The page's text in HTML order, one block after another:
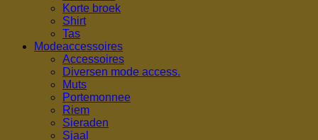
Korte broek
Shirt
Tas
Modeaccessoires
Accessoires
Diversen mode access.
Muts
Portemonnee
Riem
Sieraden
Sjaal